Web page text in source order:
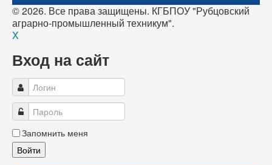
© 2026. Все права защищены. КГБПОУ "Рубцовский
аграрно-промышленный техникум".
X
Вход на сайт
Запомнить меня
Войти